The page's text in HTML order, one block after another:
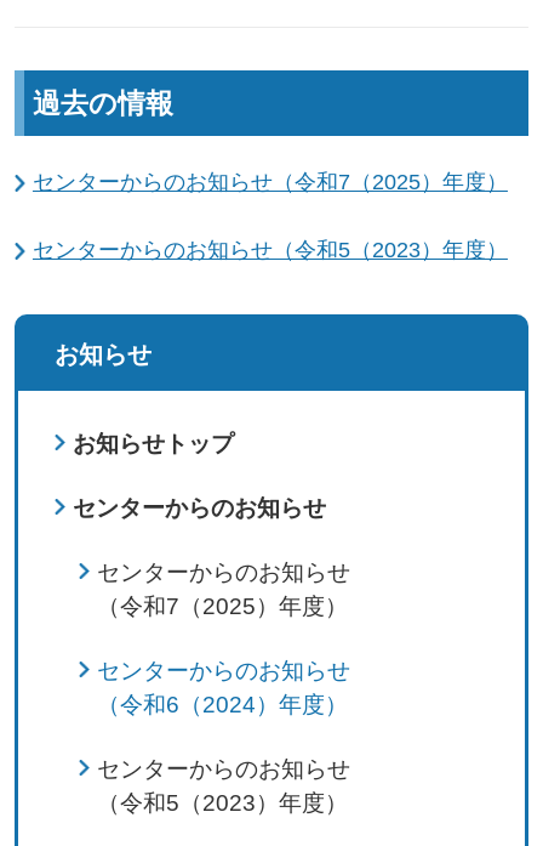
過去の情報
センターからのお知らせ（令和7（2025）年度）
センターからのお知らせ（令和5（2023）年度）
お知らせ
お知らせトップ
センターからのお知らせ
センターからのお知らせ
（令和7（2025）年度）
センターからのお知らせ
（令和6（2024）年度）
センターからのお知らせ
（令和5（2023）年度）